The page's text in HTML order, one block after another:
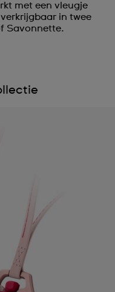
met een vleugje
in twee
Savonnette.